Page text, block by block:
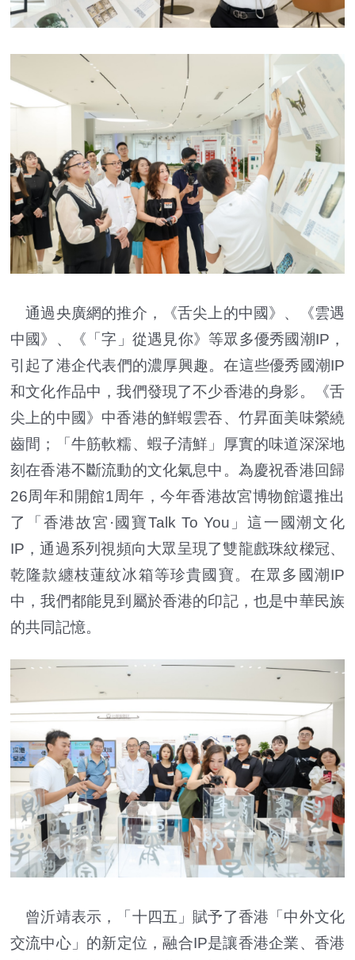
通過央廣網的推介，《舌尖上的中國》、《雲遇
中國》、《「字」從遇見你》等眾多優秀國潮IP，
引起了港企代表們的濃厚興趣。在這些優秀國潮IP
和文化作品中，我們發現了不少香港的身影。《舌
尖上的中國》中香港的鮮蝦雲吞、竹昇面美味縈繞
齒間；「牛筋軟糯、蝦子清鮮」厚實的味道深深地
刻在香港不斷流動的文化氣息中。為慶祝香港回歸
26周年和開館1周年，今年香港故宮博物館還推出
了「香港故宮·國寶Talk To You」這一國潮文化
IP，通過系列視頻向大眾呈現了雙龍戲珠紋樑冠、
乾隆款纏枝蓮紋冰箱等珍貴國寶。在眾多國潮IP
中，我們都能見到屬於香港的印記，也是中華民族
的共同記憶。
曾沂靖表示，「十四五」賦予了香港「中外文化
交流中心」的新定位，融合IP是讓香港企業、香港